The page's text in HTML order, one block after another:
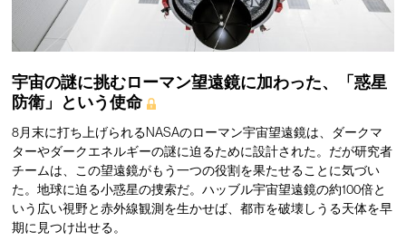
宇宙の謎に挑むローマン望遠鏡に加わった、「惑星
防衛」という使命
8月末に打ち上げられるNASAのローマン宇宙望遠鏡は、ダークマ
ターやダークエネルギーの謎に迫るために設計された。だが研究者
チームは、この望遠鏡がもう一つの役割を果たせることに気づい
た。地球に迫る小惑星の捜索だ。ハッブル宇宙望遠鏡の約100倍と
いう広い視野と赤外線観測を生かせば、都市を破壊しうる天体を早
期に見つけ出せる。